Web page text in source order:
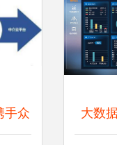
手众 大数